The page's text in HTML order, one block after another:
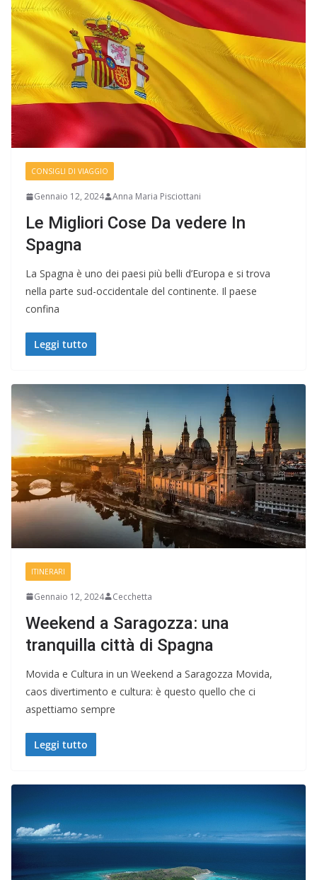
CONSIGLI DI VIAGGIO
Gennaio 12, 2024 Anna Maria Pisciottani
Le Migliori Cose Da vedere In
Spagna
La Spagna è uno dei paesi più belli d’Europa e si trova
nella parte sud-occidentale del continente. Il paese
confina
Leggi tutto
ITINERARI
Gennaio 12, 2024 Cecchetta
Weekend a Saragozza: una
tranquilla città di Spagna
Movida e Cultura in un Weekend a Saragozza Movida,
caos divertimento e cultura: è questo quello che ci
aspettiamo sempre
Leggi tutto